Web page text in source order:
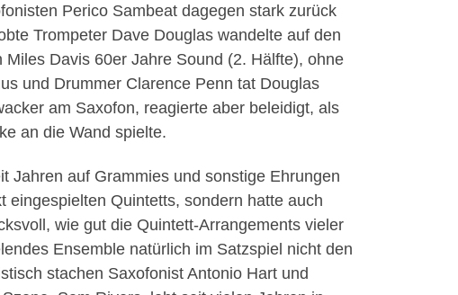
Perico Sambeat dagegen stark zurück
Trompeter Dave Douglas wandelte auf den
Miles Davis 60er Jahre Sound (2. Hälfte), ohne
und Drummer Clarence Penn tat Douglas
am Saxofon, reagierte aber beleidigt, als
an die Wand spielte.
Jahren auf Grammies und sonstige Ehrungen
Quintetts, sondern hatte auch
wie gut die Quintett-Arrangements vieler
Ensemble natürlich im Satzspiel nicht den
stachen Saxofonist Antonio Hart und